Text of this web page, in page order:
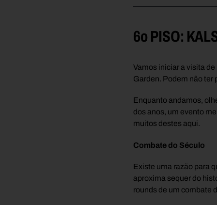
6o PISO:
Vamos iniciar a visita
Garden. Podem não
Enquanto andamos,
dos anos, um evento
muitos destes aqui.
Combate do Século
Existe uma razão para
aproxima sequer do
rounds de um combate